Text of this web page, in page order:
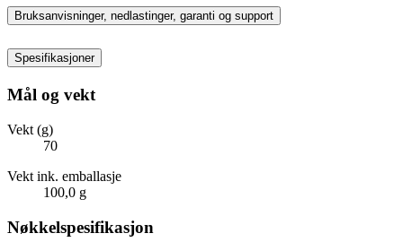
Bruksanvisninger, nedlastinger, garanti og support
Spesifikasjoner
Mål og vekt
Vekt (g)
70
Vekt ink. emballasje
100,0 g
Nøkkelspesifikasjon